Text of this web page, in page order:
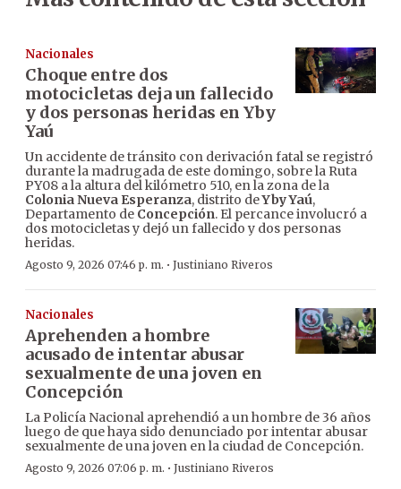
Nacionales
Choque entre dos
motocicletas deja un fallecido
y dos personas heridas en Yby
Yaú
Un accidente de tránsito con derivación fatal se registró
durante la madrugada de este domingo, sobre la Ruta
PY08 a la altura del kilómetro 510, en la zona de la
Colonia Nueva Esperanza, distrito deYby Yaú,
Departamento de Concepción. El percance involucró a
dos motocicletas y dejó un fallecido y dos personas
heridas.
Agosto 9, 2026 07:46 p. m. · Justiniano Riveros
Nacionales
Aprehenden a hombre
acusado de intentar abusar
sexualmente de una joven en
Concepción
La Policía Nacional aprehendió a un hombre de 36 años
luego de que haya sido denunciado por intentar abusar
sexualmente de una joven en la ciudad de Concepción.
Agosto 9, 2026 07:06 p. m. · Justiniano Riveros